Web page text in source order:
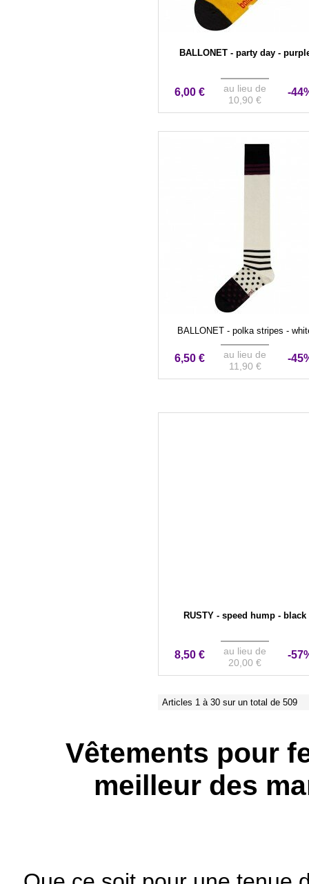
BALLONET - party day -
6,00 €
au lieu de
10,90 €
-
BALLONET - polka stripes -
6,50 €
au lieu de
11,90 €
-
RUSTY - speed hump - black
8,50 €
au lieu de
20,00 €
-
Articles 1 à 30 sur un total de 509
Vêtements pour
meilleur des